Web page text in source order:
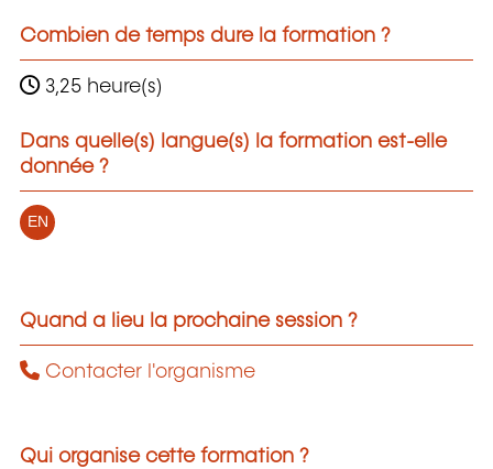
Combien de temps dure la formation ?
3,25 heure(s)
Dans quelle(s) langue(s) la formation est-elle
donnée ?
EN
Quand a lieu la prochaine session ?
Contacter l'organisme
Qui organise cette formation ?